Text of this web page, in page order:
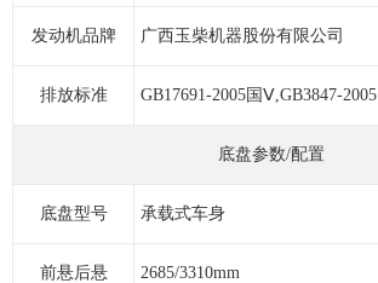
发动机品牌 广西玉柴机器股份有限公司
排放标准 GB17691-2005国Ⅴ,GB3847-2005
底盘参数/配置
底盘型号 承载式车身
前悬后悬 2685/3310mm